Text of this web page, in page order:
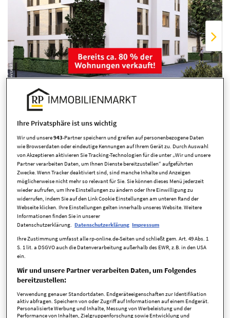
Übersicht ausblenden
Eckdaten
Kaufpreis 539.000,00 EUR
Zimmer 3 Zimmer
Anbieter-ID 130683_3
Ihre Privatsphäre ist uns wichtig
Wir und unsere943-Partner speichern und greifen auf personenbezogene Daten
wie Browserdaten oder eindeutige Kennungen auf Ihrem Gerät zu. Durch Auswahl
von Akzeptieren aktivieren Sie Tracking-Technologien für die unter „Wir und unsere
Partner verarbeiten Daten, um Ihnen Dienste bereitzustellen“ aufgeführten
Zwecke. Wenn Tracker deaktiviert sind, sind manche Inhalte und Anzeigen
möglicherweise nicht mehr so relevant für Sie. Sie können dieses Menü jederzeit
wieder aufrufen, um Ihre Einstellungen zu ändern oder Ihre Einwilligung zu
widerrufen, indem Sie auf den Link Cookie Einstellungen am unteren Rand der
Webseite klicken. Ihre Einstellungen gelten innerhalb unseres Website. Weitere
Informationen finden Sie in unserer
Datenschutzerklärung. Datenschutzerklärung Impressum
Ihre Zustimmung umfasst alle rp-online.de-Seiten und schließt gem. Art. 49 Abs. 1
S. 1 lit. a DSGVO auch die Datenverarbeitung außerhalb des EWR, z.B. in den USA
ein.
Wir und unsere Partner verarbeiten Daten, um Folgendes
bereitzustellen:
Verwendung genauer Standortdaten. Endgeräteeigenschaften zur Identifikation
aktiv abfragen. Speichern von oder Zugriff auf Informationen auf einem Endgerät.
Personalisierte Werbung und Inhalte, Messung von Werbeleistung und der
Performance von Inhalten, Zielgruppenforschung sowie Entwicklung und